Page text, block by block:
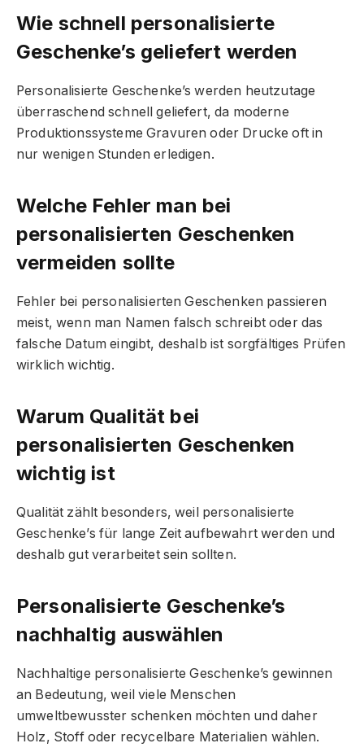
Wie schnell personalisierte
Geschenke’s geliefert werden
Personalisierte Geschenke’s werden heutzutage
überraschend schnell geliefert, da moderne
Produktionssysteme Gravuren oder Drucke oft in
nur wenigen Stunden erledigen.
Welche Fehler man bei
personalisierten Geschenken
vermeiden sollte
Fehler bei personalisierten Geschenken passieren
meist, wenn man Namen falsch schreibt oder das
falsche Datum eingibt, deshalb ist sorgfältiges Prüfen
wirklich wichtig.
Warum Qualität bei
personalisierten Geschenken
wichtig ist
Qualität zählt besonders, weil personalisierte
Geschenke’s für lange Zeit aufbewahrt werden und
deshalb gut verarbeitet sein sollten.
Personalisierte Geschenke’s
nachhaltig auswählen
Nachhaltige personalisierte Geschenke’s gewinnen
an Bedeutung, weil viele Menschen
umweltbewusster schenken möchten und daher
Holz, Stoff oder recycelbare Materialien wählen.